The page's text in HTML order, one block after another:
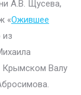
А.В. Щусева,
«Ожившее
из
Крымском Валу